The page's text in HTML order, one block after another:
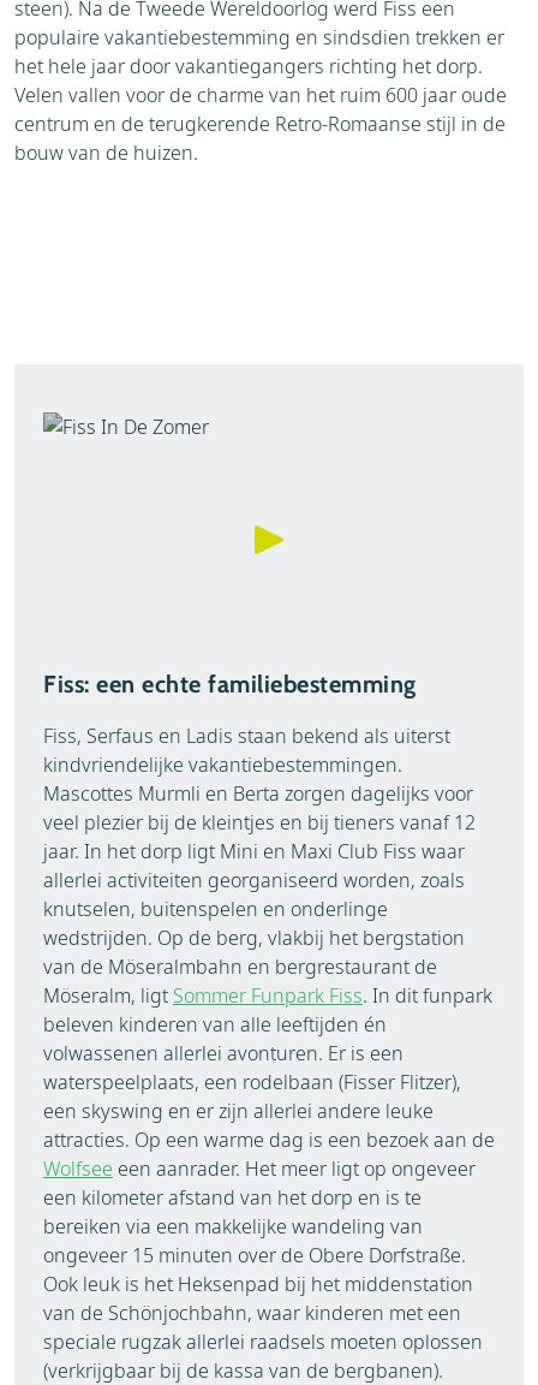
steen). Na de Tweede Wereldoorlog werd Fiss een
populaire vakantiebestemming en sindsdien trekken er
het hele jaar door vakantiegangers richting het dorp.
Velen vallen voor de charme van het ruim 600 jaar oude
centrum en de terugkerende Retro-Romaanse stijl in de
bouw van de huizen.
Fiss: een echte familiebestemming
Fiss, Serfaus en Ladis staan bekend als uiterst
kindvriendelijke vakantiebestemmingen.
Mascottes Murmli en Berta zorgen dagelijks voor
veel plezier bij de kleintjes en bij tieners vanaf 12
jaar. In het dorp ligt Mini en Maxi Club Fiss waar
allerlei activiteiten georganiseerd worden, zoals
knutselen, buitenspelen en onderlinge
wedstrijden. Op de berg, vlakbij het bergstation
van de Möseralmbahn en bergrestaurant de
Möseralm, ligt Sommer Funpark Fiss. In dit funpark
beleven kinderen van alle leeftijden én
volwassenen allerlei avonturen. Er is een
waterspeelplaats, een rodelbaan (Fisser Flitzer),
een skyswing en er zijn allerlei andere leuke
attracties. Op een warme dag is een bezoek aan de
Wolfsee een aanrader. Het meer ligt op ongeveer
een kilometer afstand van het dorp en is te
bereiken via een makkelijke wandeling van
ongeveer 15 minuten over de Obere Dorfstraße.
Ook leuk is het Heksenpad bij het middenstation
van de Schönjochbahn, waar kinderen met een
speciale rugzak allerlei raadsels moeten oplossen
(verkrijgbaar bij de kassa van de bergbanen).